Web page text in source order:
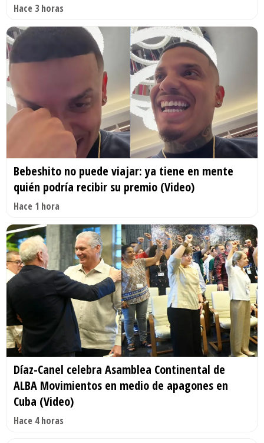
Hace 3 horas
Bebeshito no puede viajar: ya tiene en mente
quién podría recibir su premio (Video)
Hace 1 hora
Díaz-Canel celebra Asamblea Continental de
ALBA Movimientos en medio de apagones en
Cuba (Video)
Hace 4 horas